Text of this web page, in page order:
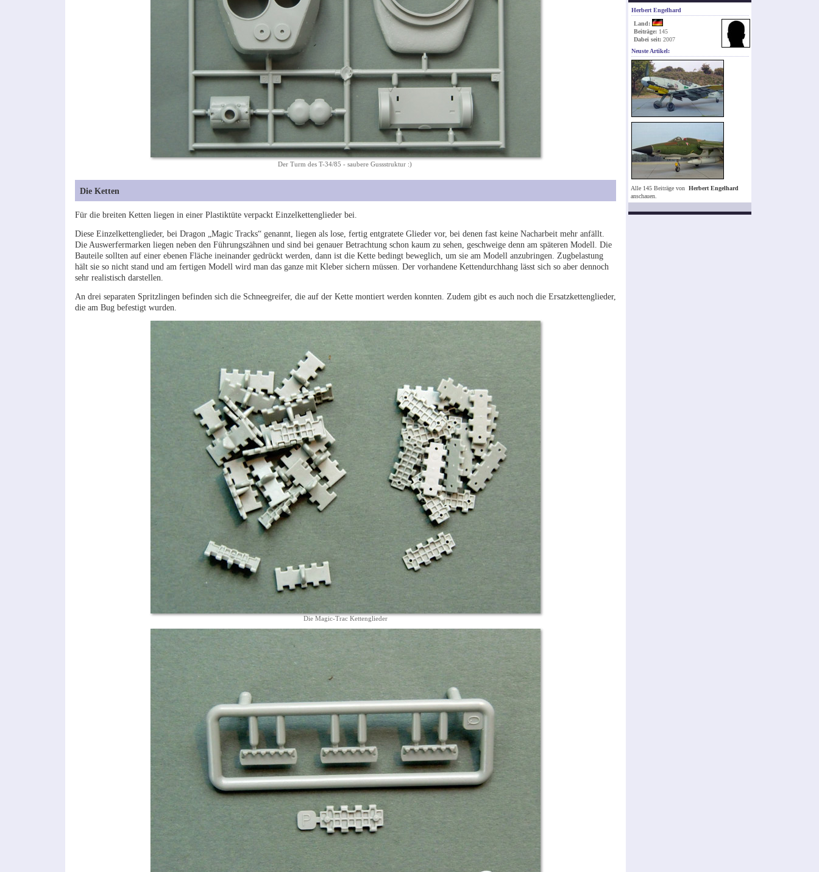
Der Turm des T-34/85 - saubere Gussstruktur :)
Die Ketten
Für die breiten Ketten liegen in einer Plastiktüte verpackt Einzelkettenglieder bei.
Diese Einzelkettenglieder, bei Dragon „Magic Tracks“ genannt, liegen als lose, fertig entgratete Glieder vor, bei denen fast keine Nacharbeit mehr anfällt.
Die Auswerfermarken liegen neben den Führungszähnen und sind bei genauer Betrachtung schon kaum zu sehen, geschweige denn am späteren Modell. Die
Bauteile sollten auf einer ebenen Fläche ineinander gedrückt werden, dann ist die Kette bedingt beweglich, um sie am Modell anzubringen. Zugbelastung
hält sie so nicht stand und am fertigen Modell wird man das ganze mit Kleber sichern müssen. Der vorhandene Kettendurchhang lässt sich so aber dennoch
sehr realistisch darstellen.
An drei separaten Spritzlingen befinden sich die Schneegreifer, die auf der Kette montiert werden konnten. Zudem gibt es auch noch die Ersatzkettenglieder,
die am Bug befestigt wurden.
Die Magic-Trac Kettenglieder
Herbert Engelhard
Land:
Beiträge: 145
Dabei seit: 2007
Neuste Artikel:
Alle 145 Beiträge von Herbert Engelhard
anschauen.